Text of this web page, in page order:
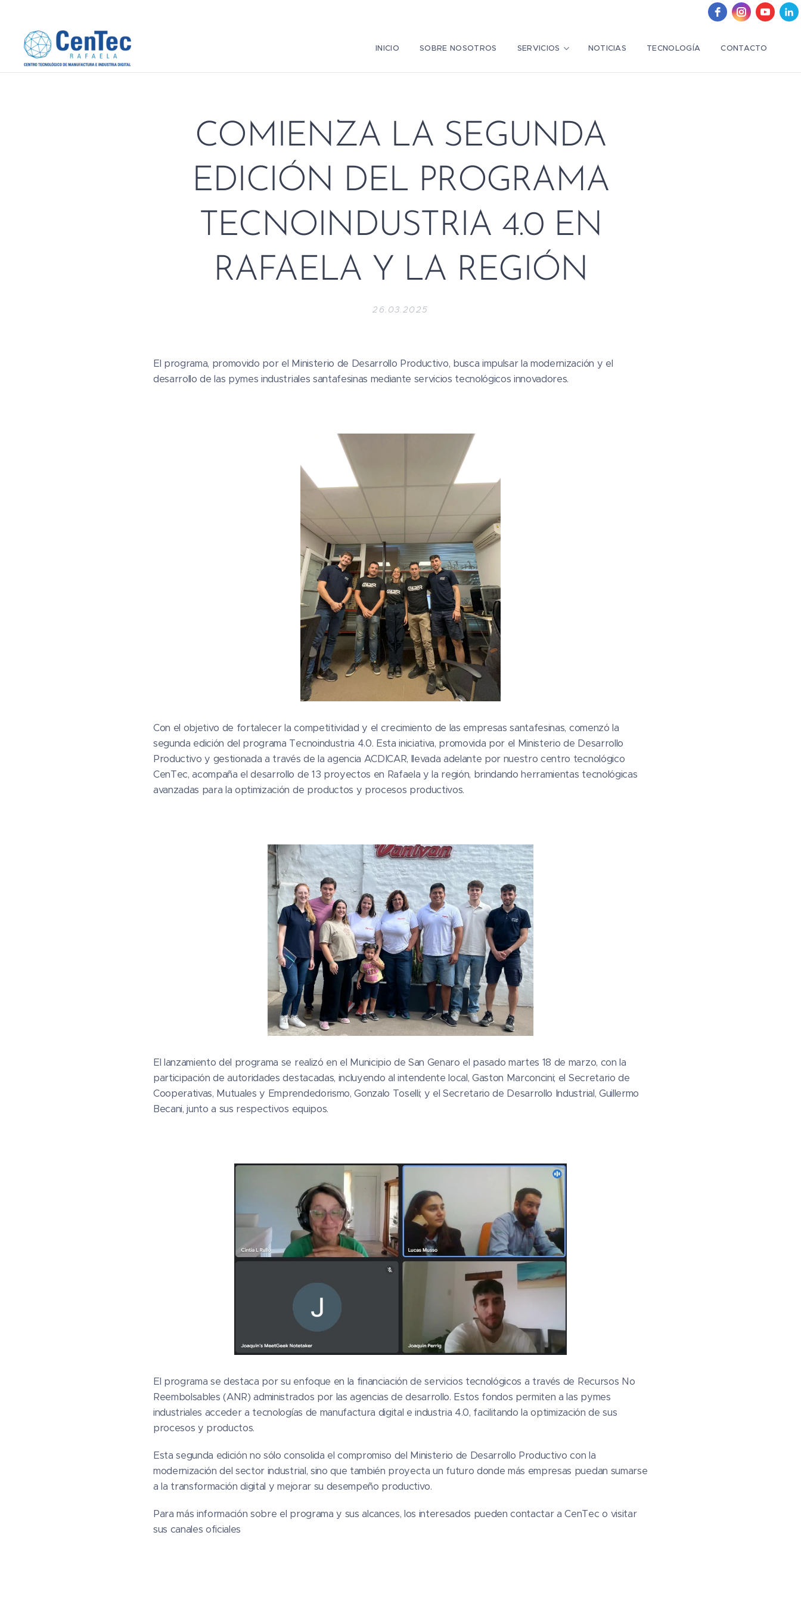
INICIO SOBRE NOSOTROS SERVICIOS NOTICIAS TECNOLOGÍA CONTACTO
COMIENZA LA SEGUNDA
EDICIÓN DEL PROGRAMA
TECNOINDUSTRIA 4.0 EN
RAFAELA Y LA REGIÓN
26.03.2025
El programa, promovido por el Ministerio de Desarrollo Productivo, busca impulsar la modernización y el
desarrollo de las pymes industriales santafesinas mediante servicios tecnológicos innovadores.
Con el objetivo de fortalecer la competitividad y el crecimiento de las empresas santafesinas, comenzó la
segunda edición del programa Tecnoindustria 4.0. Esta iniciativa, promovida por el Ministerio de Desarrollo
Productivo y gestionada a través de la agencia ACDICAR, llevada adelante por nuestro centro tecnológico
CenTec, acompaña el desarrollo de 13 proyectos en Rafaela y la región, brindando herramientas tecnológicas
avanzadas para la optimización de productos y procesos productivos.
El lanzamiento del programa se realizó en el Municipio de San Genaro el pasado martes 18 de marzo, con la
participación de autoridades destacadas, incluyendo al intendente local, Gaston Marconcini; el Secretario de
Cooperativas, Mutuales y Emprendedorismo, Gonzalo Toselli; y el Secretario de Desarrollo Industrial, Guillermo
Becani, junto a sus respectivos equipos.
El programa se destaca por su enfoque en la financiación de servicios tecnológicos a través de Recursos No
Reembolsables (ANR) administrados por las agencias de desarrollo. Estos fondos permiten a las pymes
industriales acceder a tecnologías de manufactura digital e industria 4.0, facilitando la optimización de sus
procesos y productos.
Esta segunda edición no sólo consolida el compromiso del Ministerio de Desarrollo Productivo con la
modernización del sector industrial, sino que también proyecta un futuro donde más empresas puedan sumarse
a la transformación digital y mejorar su desempeño productivo.
Para más información sobre el programa y sus alcances, los interesados pueden contactar a CenTec o visitar
sus canales oficiales